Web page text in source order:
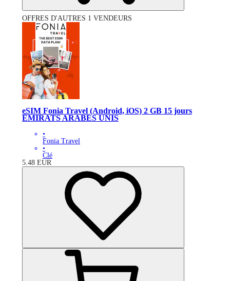
OFFRES D'AUTRES 1 VENDEURS
eSIM Fonia Travel (Android, iOS) 2 GB 15 jours
ÉMIRATS ARABES UNIS
•
Fonia Travel
•
Clé
5.48 EUR